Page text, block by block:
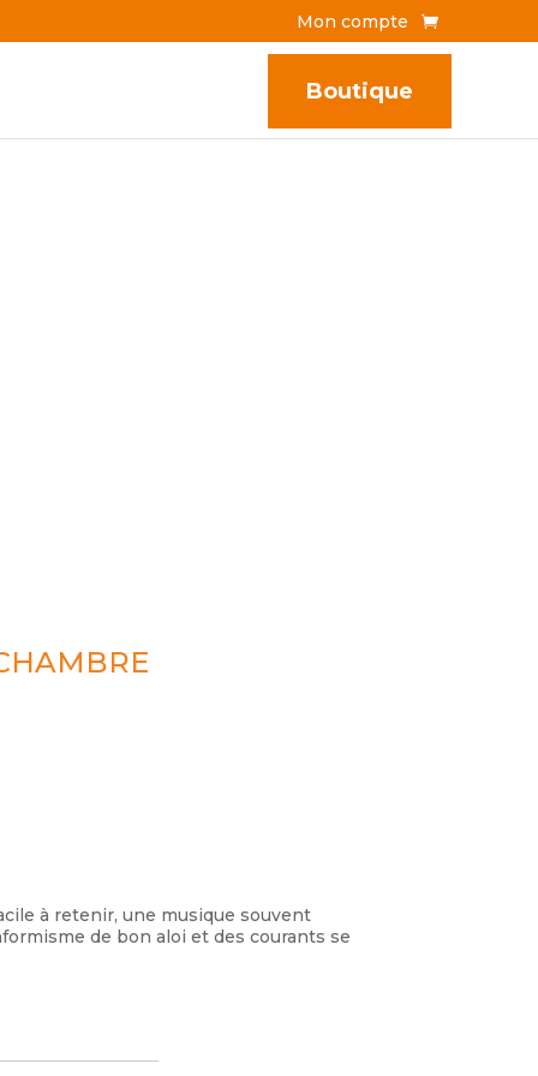
Mon compte
Boutique
à retenir, une musique souvent
de bon aloi et des courants se